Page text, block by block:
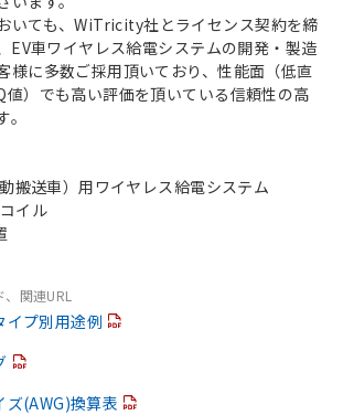
いても、WiTricity社とライセンス契約を締
EV車ワイヤレス給電システムの開発・製造
様に多数ご採用頂いており、性能面（低直
値）でも高い評価を頂いている信頼性の高
搬送車）用ワイヤレス給電システム
イル
関連URL
イプ別用途例
ズ(AWG)換算表